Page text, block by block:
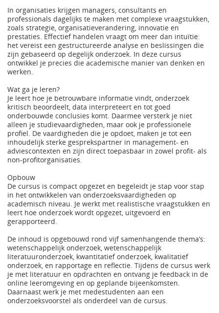
In organisaties krijgen managers, consultants en
professionals dagelijks te maken met complexe vraagstukken,
zoals strategie, organisatieverandering, innovatie en
prestaties. Effectief handelen vraagt om meer dan intuïtie:
het vereist een gestructureerde analyse en beslissingen die
zijn gebaseerd op degelijk onderzoek. In deze cursus
ontwikkel je precies die academische manier van denken en
werken.
Wat ga je leren?
Je leert hoe je betrouwbare informatie vindt, onderzoek
kritisch beoordeelt, data interpreteert en tot goed
onderbouwde conclusies komt. Daarmee versterk je niet
alleen je studievaardigheden, maar ook je professionele
profiel. De vaardigheden die je opdoet, maken je tot een
inhoudelijk sterke gesprekspartner in management- en
adviescontexten en zijn direct toepasbaar in zowel profit- als
non-profitorganisaties.
Opbouw
De cursus is compact opgezet en begeleidt je stap voor stap
in het ontwikkelen van onderzoeksvaardigheden op
academisch niveau. Je werkt met realistische vraagstukken en
leert hoe onderzoek wordt opgezet, uitgevoerd en
gerapporteerd.
De inhoud is opgebouwd rond vijf samenhangende thema’s:
wetenschappelijk onderzoek, wetenschappelijk
literatuuronderzoek, kwantitatief onderzoek, kwalitatief
onderzoek, en rapportage en reflectie. Tijdens de cursus werk
je met literatuur en opdrachten en ontvang je feedback in de
online leeromgeving en op geplande bijeenkomsten.
Daarnaast werk je met medestudenten aan een
onderzoeksvoorstel als onderdeel van de cursus.